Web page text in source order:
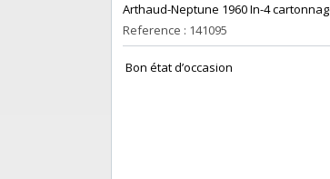
‎Arthaud-Neptune 1960 In-4
Reference : 141095
‎ Bon état d’occasion ‎